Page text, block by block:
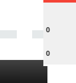
0
0